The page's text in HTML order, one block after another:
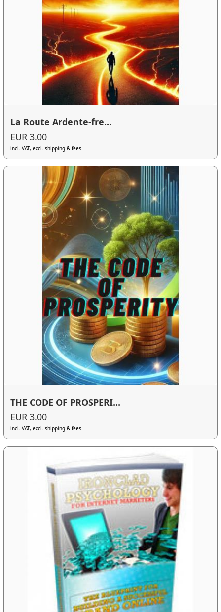
La Route Ardente-fre...
EUR 3.00
incl. VAT, excl. shipping & fees
THE CODE OF PROSPERI...
EUR 3.00
incl. VAT, excl. shipping & fees